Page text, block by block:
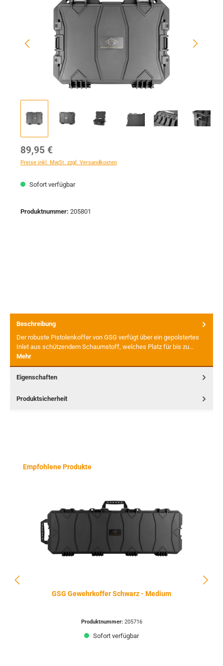
Regulärer Preis:
89,95 €
Preise inkl. MwSt. zzgl. Versandkosten
Sofort verfügbar
Produktnummer: 205801
Beschreibung
Der robuste Pistolenkoffer von GSG verfügt über ein gepolstertes
Inlet aus schützendem Schaumstoff, welches Platz für bis zu…
Mehr
Eigenschaften
Produktsicherheit
Produktgalerie überspringen
Empfohlene Produkte
GSG Gewehrkoffer Schwarz - Medium
Produktnummer: 205716
Sofort verfügbar